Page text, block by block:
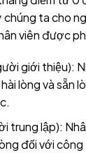
ta cho
viên được
giới thiệu):
lòng và sẵn
trung lập):
đối với